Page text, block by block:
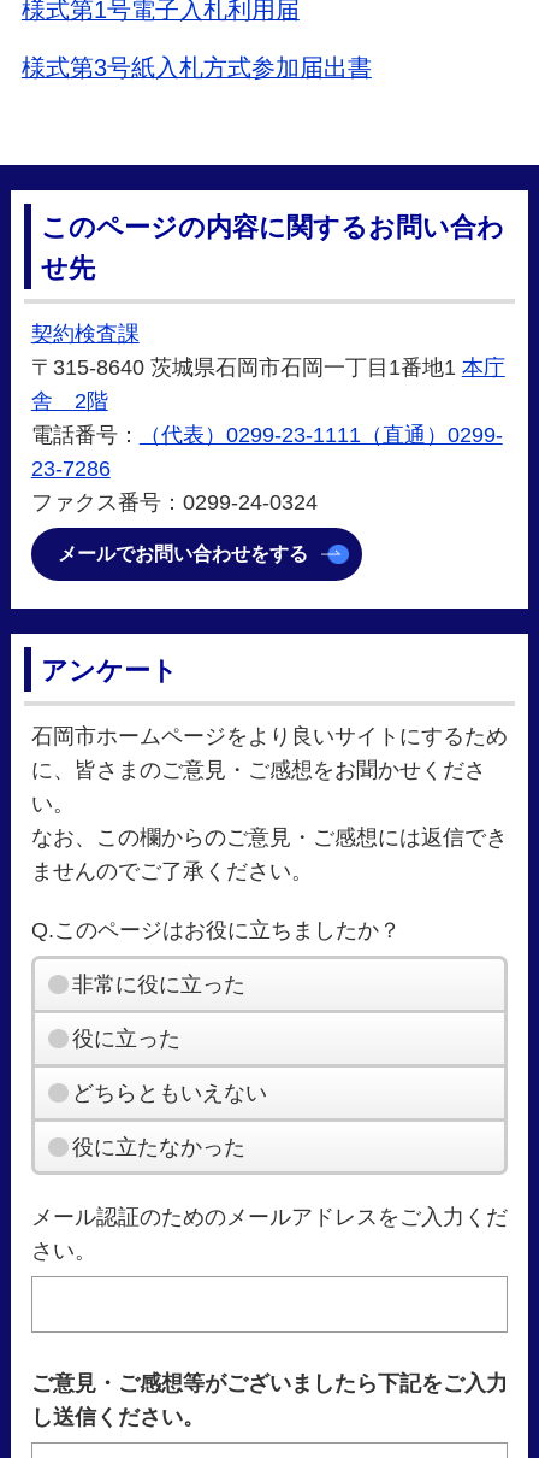
様式第1号電子入札利用届
様式第3号紙入札方式参加届出書
このページの内容に関するお問い合わ
せ先
契約検査課
〒315-8640 茨城県石岡市石岡一丁目1番地1 本庁
舎 2階
電話番号：
（代表）0299-23-1111（直通）0299-
23-7286
ファクス番号：0299-24-0324
メールでお問い合わせをする
アンケート
石岡市ホームページをより良いサイトにするため
に、皆さまのご意見・ご感想をお聞かせくださ
い。
なお、この欄からのご意見・ご感想には返信でき
ませんのでご了承ください。
Q.このページはお役に立ちましたか？
非常に役に立った
役に立った
どちらともいえない
役に立たなかった
メール認証のためのメールアドレスをご入力くだ
さい。
ご意見・ご感想等がございましたら下記をご入力
し送信ください。